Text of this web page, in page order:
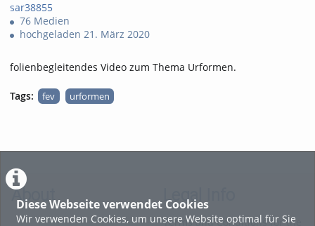
Diese Webseite verwendet Cookies
Wir verwenden Cookies, um unsere Website optimal für Sie
sar38855
76 Medien
hochgeladen 21. März 2020
folienbegleitendes Video zum Thema Urformen.
Tags: fev urformen
About Legal Info
Terms and Conditions for the